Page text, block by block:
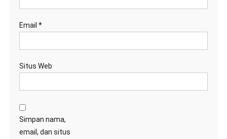
Email *
Situs Web
Simpan nama,
email, dan situs